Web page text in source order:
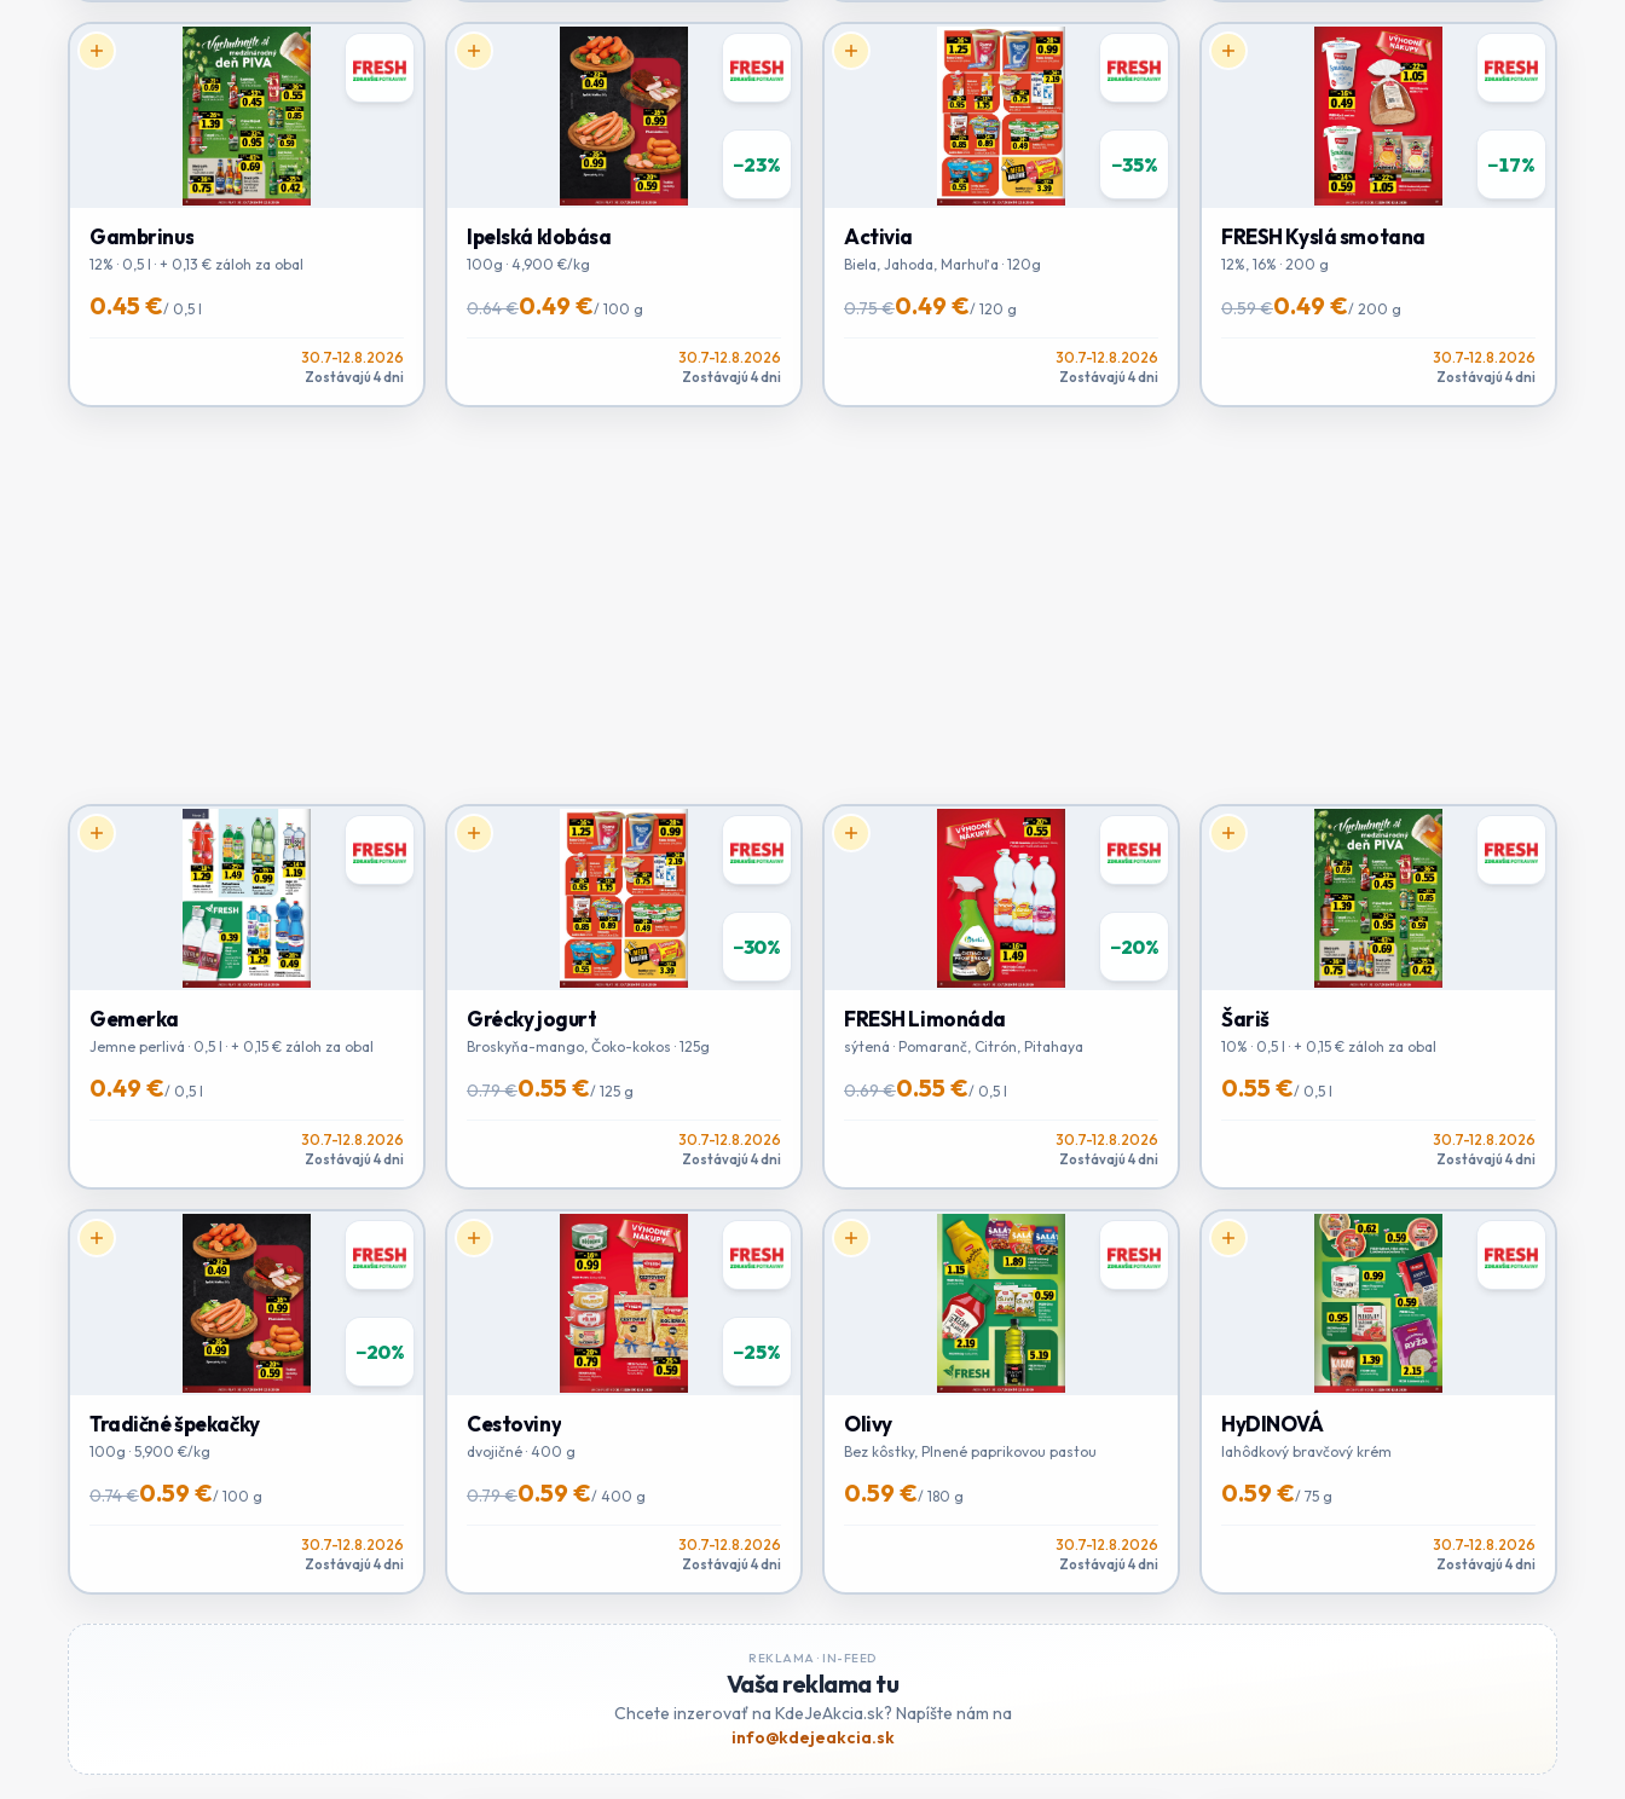
Gambrinus
12% · 0,5 l · + 0,13 € záloh za obal
0.45 €/ 0,5 l
30.7-12.8.2026
Zostávajú 4 dni
−23%
Ipelská klobása
100g · 4,900 €/kg
0.64 €0.49 €/ 100 g
30.7-12.8.2026
Zostávajú 4 dni
−35%
Activia
Biela, Jahoda, Marhuľa · 120g
0.75 €0.49 €/ 120 g
30.7-12.8.2026
Zostávajú 4 dni
−17%
FRESH Kyslá smotana
12%, 16% · 200 g
0.59 €0.49 €/ 200 g
30.7-12.8.2026
Zostávajú 4 dni
Gemerka
Jemne perlivá · 0,5 l · + 0,15 € záloh za obal
0.49 €/ 0,5 l
30.7-12.8.2026
Zostávajú 4 dni
−30%
Grécky jogurt
Broskyňa-mango, Čoko-kokos · 125g
0.79 €0.55 €/ 125 g
30.7-12.8.2026
Zostávajú 4 dni
−20%
FRESH Limonáda
sýtená · Pomaranč, Citrón, Pitahaya
0.69 €0.55 €/ 0,5 l
30.7-12.8.2026
Zostávajú 4 dni
Šariš
10% · 0,5 l · + 0,15 € záloh za obal
0.55 €/ 0,5 l
30.7-12.8.2026
Zostávajú 4 dni
−20%
Tradičné špekačky
100g · 5,900 €/kg
0.74 €0.59 €/ 100 g
30.7-12.8.2026
Zostávajú 4 dni
−25%
Cestoviny
dvojičné · 400 g
0.79 €0.59 €/ 400 g
30.7-12.8.2026
Zostávajú 4 dni
Olivy
Bez kôstky, Plnené paprikovou pastou
0.59 €/ 180 g
30.7-12.8.2026
Zostávajú 4 dni
HyDINOVÁ
lahôdkový bravčový krém
0.59 €/ 75 g
30.7-12.8.2026
Zostávajú 4 dni
REKLAMA · IN-FEED
Vaša reklama tu
Chcete inzerovať na KdeJeAkcia.sk? Napíšte nám na
info@kdejeakcia.sk